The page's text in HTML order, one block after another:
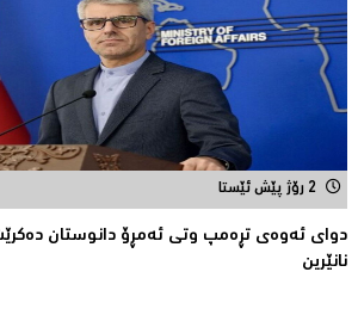
2 رۆژ پێش ئێستا
دوای ئه‌وه‌ی تڕه‌مپ وتی ئه‌مڕۆ دانوستان
نانێرین